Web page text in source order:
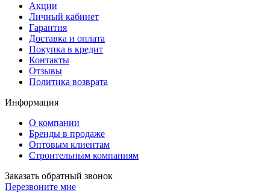
Акции
Личный кабинет
Гарантия
Доставка и оплата
Покупка в кредит
Контакты
Отзывы
Политика возврата
Информация
О компании
Бренды в продаже
Оптовым клиентам
Строительным компаниям
Заказать обратный звонок
Перезвоните мне